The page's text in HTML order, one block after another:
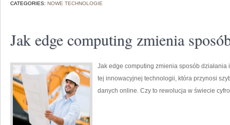
CATEGORIES: NOWE TECHNOLOGIE
Jak edge computing zmienia
Jak edge computing zmienia sposób
tej innowacyjnej technologii, która przynosi
danych online. Czy to rewolucja w świecie